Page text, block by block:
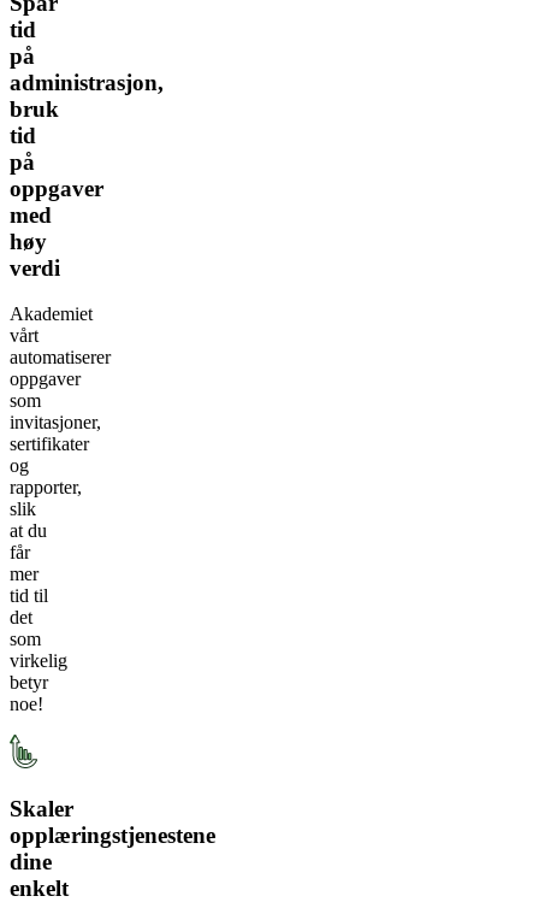
tid
på
administrasjon,
bruk
tid
på
oppgaver
med
høy
verdi
Akademiet
vårt
automatiserer
oppgaver
som
invitasjoner,
sertifikater
og
rapporter,
slik
at du
får
mer
tid til
det
som
virkelig
betyr
noe!
Skaler
opplæringstjenestene
dine
enkelt